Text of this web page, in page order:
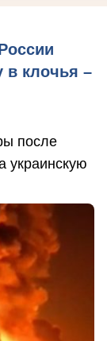
в клочья –
после
украинскую